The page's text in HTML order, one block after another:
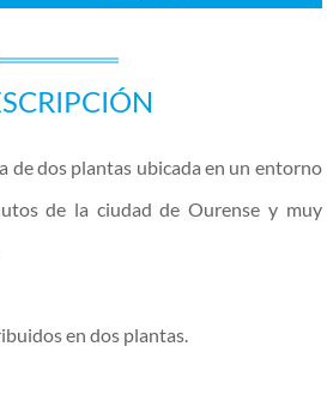
de dos plantas ubicada en un entorno
de la ciudad de Ourense y muy
en dos plantas.